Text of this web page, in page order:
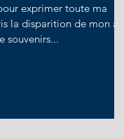
exprimer toute ma
la disparition de mon
souvenirs...